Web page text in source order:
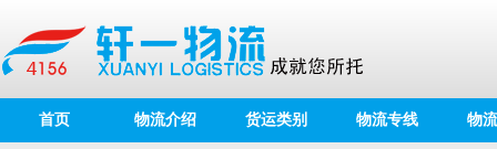
首页 物流介绍 货运类别 物流专线 物